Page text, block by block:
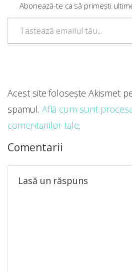
Abonează-te ca să primești
Tastează emailul tău...
Comentarii
Lasă un răspuns
Acest site folosește Akismet
spamul. Află cum sunt
comentariilor tale.